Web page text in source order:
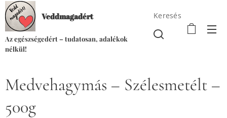
Veddmagadért
Az egészségedért – tudatosan, adalékok
nélkül!
Keresés
Medvehagymás – Szélesmetélt –
500g